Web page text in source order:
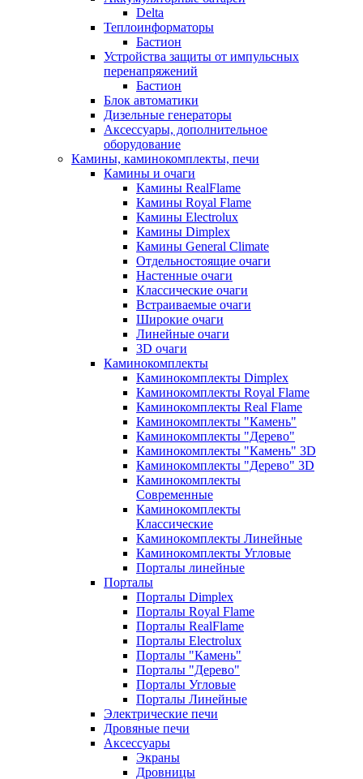
Delta
Теплоинформаторы
Бастион
Устройства защиты от импульсных
перенапряжений
Бастион
Блок автоматики
Дизельные генераторы
Аксессуары, дополнительное
оборудование
Камины, каминокомплекты, печи
Камины и очаги
Камины RealFlame
Камины Royal Flame
Камины Electrolux
Камины Dimplex
Камины General Climate
Отдельностоящие очаги
Настенные очаги
Классические очаги
Встраиваемые очаги
Широкие очаги
Линейные очаги
3D очаги
Каминокомплекты
Каминокомплекты Dimplex
Каминокомплекты Royal Flame
Каминокомплекты Real Flame
Каминокомплекты "Камень"
Каминокомплекты "Дерево"
Каминокомплекты "Камень" 3D
Каминокомплекты "Дерево" 3D
Каминокомплекты
Современные
Каминокомплекты
Классические
Каминокомплекты Линейные
Каминокомплекты Угловые
Порталы линейные
Порталы
Порталы Dimplex
Порталы Royal Flame
Порталы RealFlame
Порталы Electrolux
Порталы "Камень"
Порталы "Дерево"
Порталы Угловые
Порталы Линейные
Электрические печи
Дровяные печи
Аксессуары
Экраны
Дровницы